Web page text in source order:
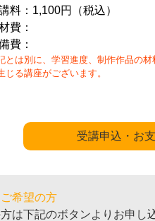
料：1,100円（税込）
費：
費：
とは別に、学習進度、制作作品の
じる講座がございます。
受講申込・お
希望の方
は下記のボタンよりお申し